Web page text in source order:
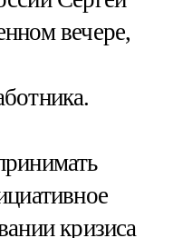
вечере,
кризиса